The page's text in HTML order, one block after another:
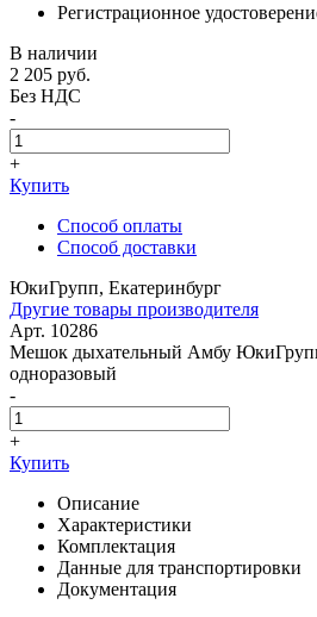
Регистрационное
В наличии
2 205 руб.
Без НДС
-
+
Купить
Способ оплаты
Способ доставки
ЮкиГрупп, Екатеринбург
Другие товары производителя
Арт. 10286
Мешок дыхательный Амбу
одноразовый
-
+
Купить
Описание
Характеристики
Комплектация
Данные для транспортировки
Документация